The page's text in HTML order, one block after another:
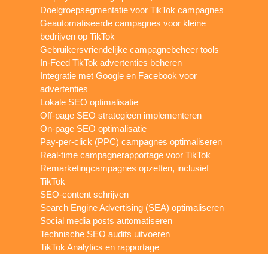
Doelgroepsegmentatie voor TikTok campagnes
Geautomatiseerde campagnes voor kleine
bedrijven op TikTok
Gebruikersvriendelijke campagnebeheer tools
In-Feed TikTok advertenties beheren
Integratie met Google en Facebook voor
advertenties
Lokale SEO optimalisatie
Off-page SEO strategieën implementeren
On-page SEO optimalisatie
Pay-per-click (PPC) campagnes optimaliseren
Real-time campagnerapportage voor TikTok
Remarketingcampagnes opzetten, inclusief
TikTok
SEO-content schrijven
Search Engine Advertising (SEA) optimaliseren
Social media posts automatiseren
Technische SEO audits uitvoeren
TikTok Analytics en rapportage